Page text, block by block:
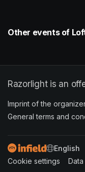
Other events of
Razorlight is an
Imprint of the
General terms and
SWITCH
Cookie settings